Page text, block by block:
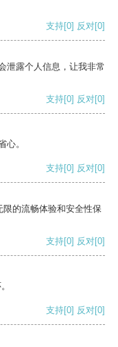
支持[0] 反对[0]
泄露个人信息，让我非常
支持[0] 反对[0]
心。
支持[0] 反对[0]
的流畅体验和安全性保
支持[0] 反对[0]
支持[0] 反对[0]